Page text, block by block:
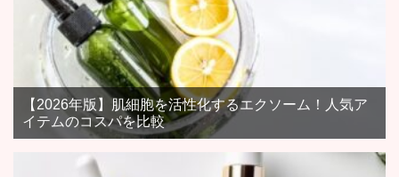
【2026年版】肌細胞を活性化するエクソーム！人気ア
イテムのコスパを比較